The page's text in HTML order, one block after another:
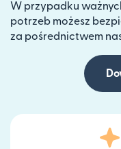
W przypadku
potrzeb możesz
za pośrednictwem